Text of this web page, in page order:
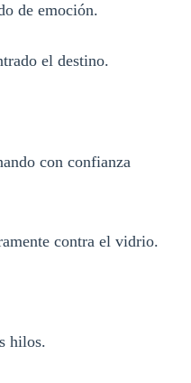
de emoción.
el destino.
con confianza
contra el vidrio.
hilos.